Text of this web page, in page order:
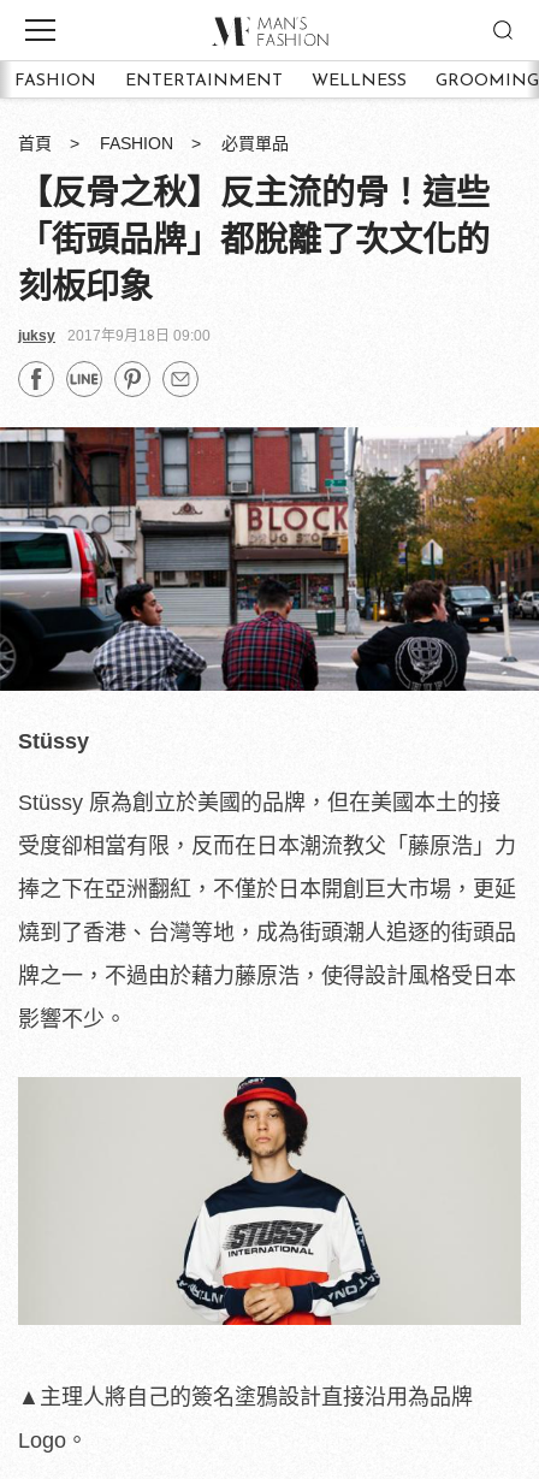
FASHION ENTERTAINMENT WELLNESS GROOMING
首頁 FASHION 必買單品
【反骨之秋】反主流的骨！這些
「街頭品牌」都脫離了次文化的
刻板印象
juksy 2017年9月18日 09:00
Stüssy
Stüssy 原為創立於美國的品牌，但在美國本土的接
受度卻相當有限，反而在日本潮流教父「藤原浩」力
捧之下在亞洲翻紅，不僅於日本開創巨大市場，更延
燒到了香港、台灣等地，成為街頭潮人追逐的街頭品
牌之一，不過由於藉力藤原浩，使得設計風格受日本
影響不少。
▲ 主理人將自己的簽名塗鴉設計直接沿用為品牌
Logo。